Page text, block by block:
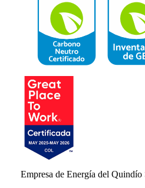
Empresa de Energía del